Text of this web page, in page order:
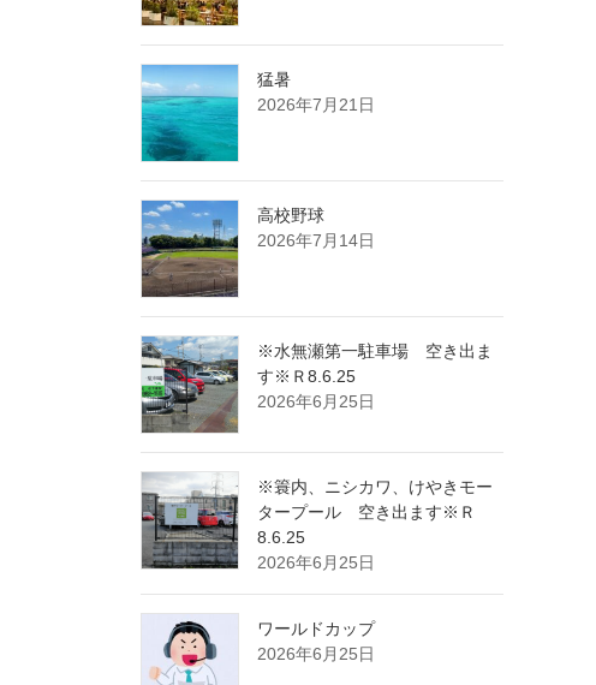
猛暑
2026年7月21日
高校野球
2026年7月14日
※水無瀬第一駐車場 空き出ま
す※Ｒ8.6.25
2026年6月25日
※簑内、ニシカワ、けやきモー
タープール 空き出ます※Ｒ
8.6.25
2026年6月25日
ワールドカップ
2026年6月25日